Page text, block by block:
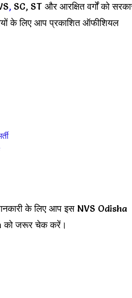
, SC, ST और आरक्षित वर्गों को
के लिए आप प्रकाशित ऑफीशियल
के लिए आप इस NVS Odisha
जरूर चेक करें।